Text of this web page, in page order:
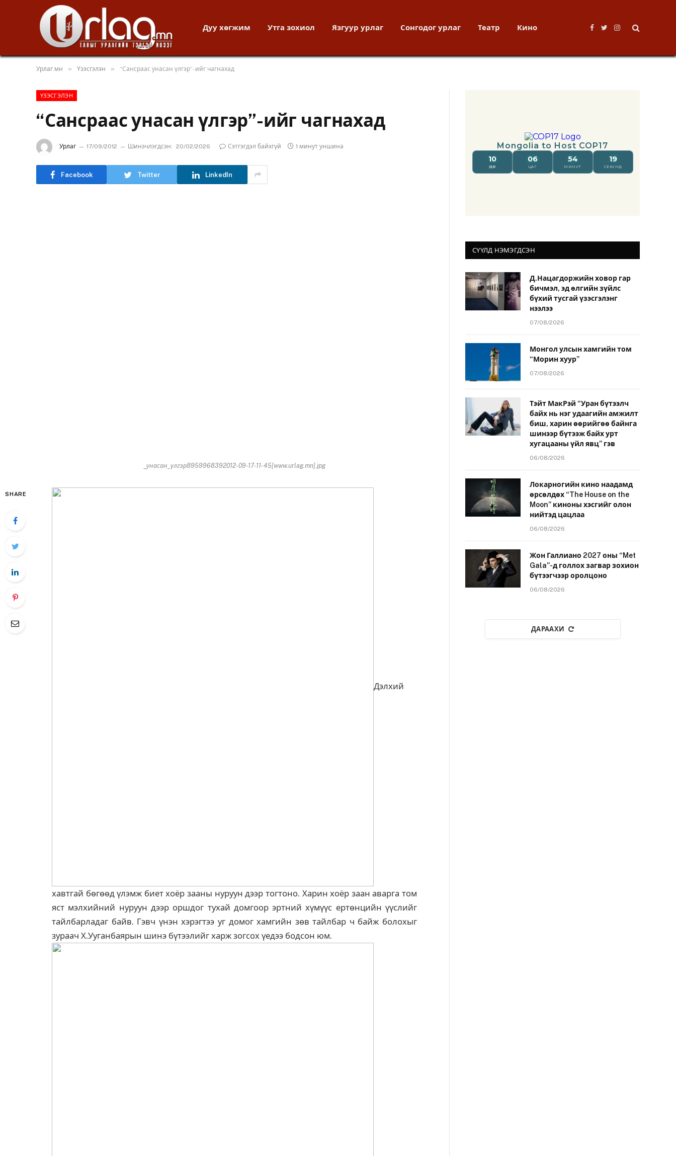
Дуу хөгжим Утга зохиол Язгуур урлаг Сонгодог урлаг Театр Кино
Facebook
TwitterInstagram
Урлаг.мн » Үзэсгэлэн » “Сансраас унасан үлгэр”-ийг чагнахад
ҮЗЭСГЭЛЭН
“Сансраас унасан үлгэр”-ийг чагнахад
Урлаг 17/09/2012 Шинэчлэгдсэн: 20/02/2026 Сэтгэгдэл байхгүй 1 минут уншина
Facebook Twitter LinkedIn
_унасан_үлгэр8959968392012-09-17-11-45[www.urlag.mn].jpg
SHARE
Дэлхий
хавтгай бөгөөд үлэмж биет хоёр зааны нуруун дээр тогтоно. Харин хоёр заан аварга том
яст мэлхийний нуруун дээр оршдог тухай домгоор эртний хүмүүс ертөнцийн үүслийг
тайлбарладаг байв. Гэвч үнэн хэрэгтээ уг домог хамгийн зөв тайлбар ч байж болохыг
зураач Х.Ууганбаярын шинэ бүтээлийг харж зогсох үедээ бодсон юм.
СҮҮЛД НЭМЭГДСЭН
Д.Нацагдоржийн ховор гар
бичмэл, эд өлгийн зүйлс
бүхий тусгай үзэсгэлэнг
нээлээ
07/08/2026
Монгол улсын хамгийн том
“Морин хуур”
07/08/2026
Тэйт МакРэй “Уран бүтээлч
байх нь нэг удаагийн амжилт
биш, харин өөрийгөө байнга
шинээр бүтээж байх урт
хугацааны үйл явц” гэв
06/08/2026
Локарногийн кино наадамд
өрсөлдөх “The House on the
Moon” киноны хэсгийг олон
нийтэд цацлаа
06/08/2026
Жон Галлиано 2027 оны “Met
Gala”-д голлох загвар зохион
бүтээгчээр оролцоно
06/08/2026
ДАРААХИ